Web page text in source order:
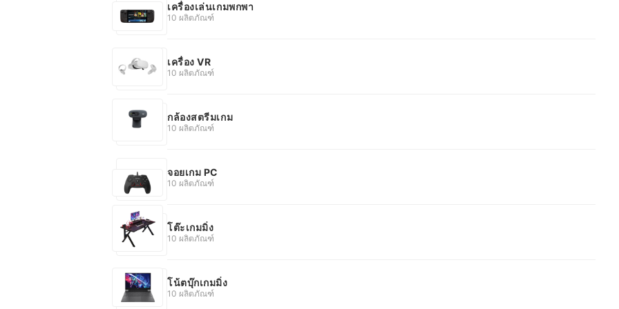
เครื่องเล่นเกมพกพา
10 ผลิตภัณฑ์
เครื่อง VR
10 ผลิตภัณฑ์
กล้องสตรีมเกม
10 ผลิตภัณฑ์
จอยเกม PC
10 ผลิตภัณฑ์
โต๊ะเกมมิ่ง
10 ผลิตภัณฑ์
โน้ตบุ๊กเกมมิ่ง
10 ผลิตภัณฑ์